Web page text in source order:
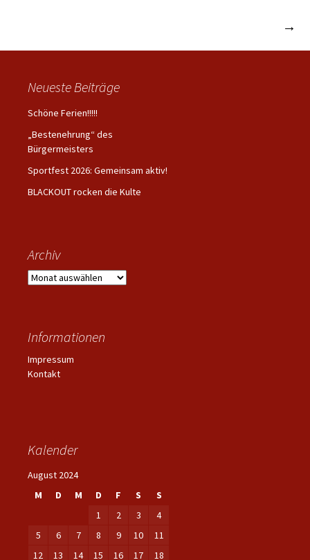
→
Neueste Beiträge
Schöne Ferien!!!!!
„Bestenehrung“ des
Bürgermeisters
Sportfest 2026: Gemeinsam aktiv!
BLACKOUT rocken die Kulte
Archiv
Archiv
Informationen
Impressum
Kontakt
Kalender
August 2024
M
D M D F S
S
1
2 3
4
5
6 7 8 9 10
11
12
13 14 15 16 17 18